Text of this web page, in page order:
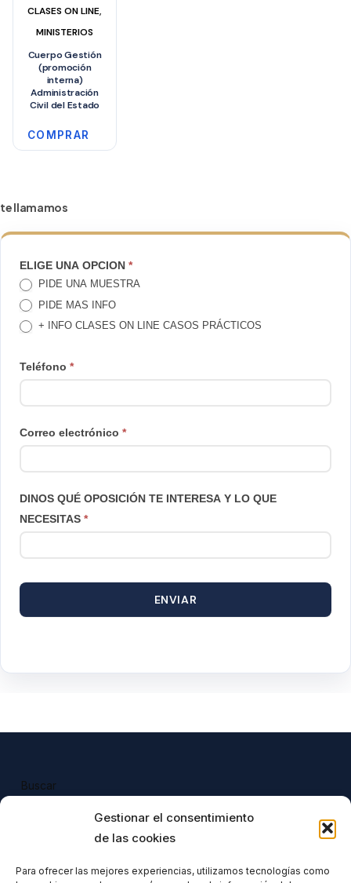
Gestionar el consentimiento
de las cookies
Para ofrecer las mejores experiencias, utilizamos tecnologías como
CLASES ON LINE,
MINISTERIOS
Cuerpo Gestión
(promoción
interna)
Administración
Civil del Estado
COMPRAR
te llamamos
TE
LLAMAMOS
ELIGE UNA OPCION *
PIDE UNA MUESTRA
PIDE MAS INFO
+ INFO CLASES ON LINE CASOS PRÁCTICOS
Teléfono *
Correo electrónico *
DINOS QUÉ OPOSICIÓN TE INTERESA Y LO QUE
NECESITAS *
ENVIAR
Buscar